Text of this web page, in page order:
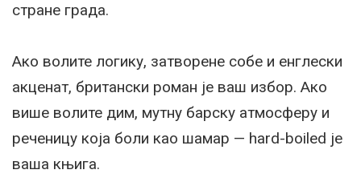
стране града.
Ако волите логику, затворене собе и енглески
акценат, британски роман је ваш избор. Ако
више волите дим, мутну барску атмосферу и
реченицу која боли као шамар — hard-boiled је
ваша књига.